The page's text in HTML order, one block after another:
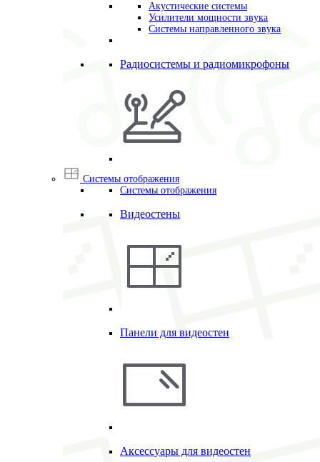
Акустические системы
Усилители мощности звука
Системы направленного звука
Радиосистемы и радиомикрофоны
Системы отображения
Системы отображения
Видеостены
Панели для видеостен
Аксессуары для видеостен